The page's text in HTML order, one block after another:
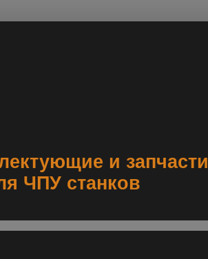
и запчасти
ЧПУ станков